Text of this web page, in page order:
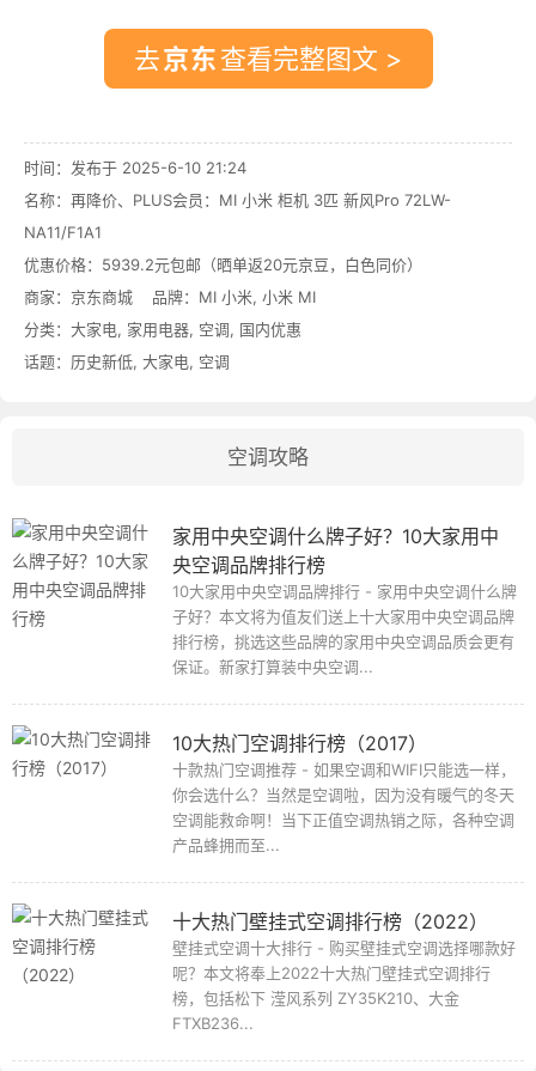
去 查看完整图文 >
时间：发布于 2025-6-10 21:24
名称： 再降价、PLUS会员：MI 小米 柜机 3匹 新风Pro 72LW-
NA11/F1A1
优惠价格： 5939.2元包邮（晒单返20元京豆，白色同价）
商家： 京东商城 品牌： MI 小米, 小米 MI
分类： 大家电, 家用电器, 空调, 国内优惠
话题： 历史新低, 大家电, 空调
空调攻略
家用中央空调什么牌子好？10大家用中
央空调品牌排行榜
10大家用中央空调品牌排行 - 家用中央空调什么牌
子好？本文将为值友们送上十大家用中央空调品牌
排行榜，挑选这些品牌的家用中央空调品质会更有
保证。新家打算装中央空调...
10大热门空调排行榜（2017）
十款热门空调推荐 - 如果空调和WIFI只能选一样，
你会选什么？当然是空调啦，因为没有暖气的冬天
空调能救命啊！当下正值空调热销之际，各种空调
产品蜂拥而至...
十大热门壁挂式空调排行榜（2022）
壁挂式空调十大排行 - 购买壁挂式空调选择哪款好
呢？本文将奉上2022十大热门壁挂式空调排行
榜，包括松下 滢风系列 ZY35K210、大金
FTXB236...